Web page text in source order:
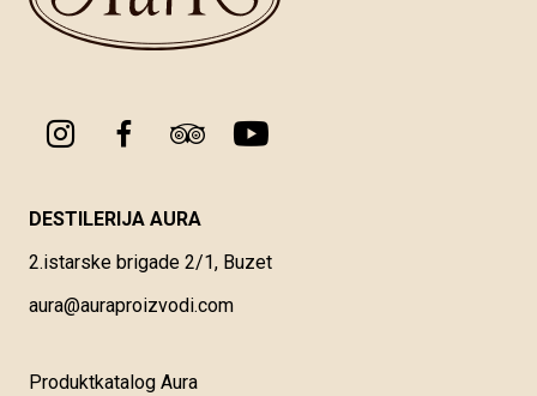
DESTILERIJA AURA
2.istarske brigade 2/1, Buzet
aura@auraproizvodi.com
Produktkatalog Aura